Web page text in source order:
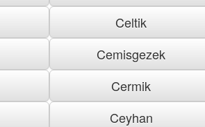
Celtik
Cemisgezek
Cermik
Ceyhan